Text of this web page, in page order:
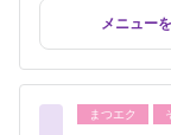
メニュー
まつエク